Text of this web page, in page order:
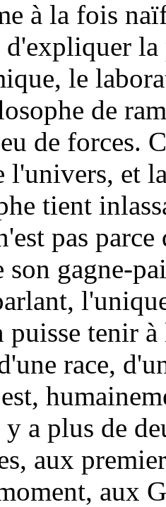
à la fois
la
le
de
de forces.
et
tient
pas
son gagne-
puisse tenir
race,
a plus de
aux
aux